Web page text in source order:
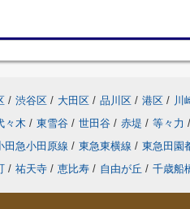
/ 渋谷区 / 大田区 / 品川区 / 港区 / 川
々木 / 東雪谷 / 世田谷 / 赤堤 / 等々力 /
田急小田原線 / 東急東横線 / 東急田園
/ 祐天寺 / 恵比寿 / 自由が丘 / 千歳船